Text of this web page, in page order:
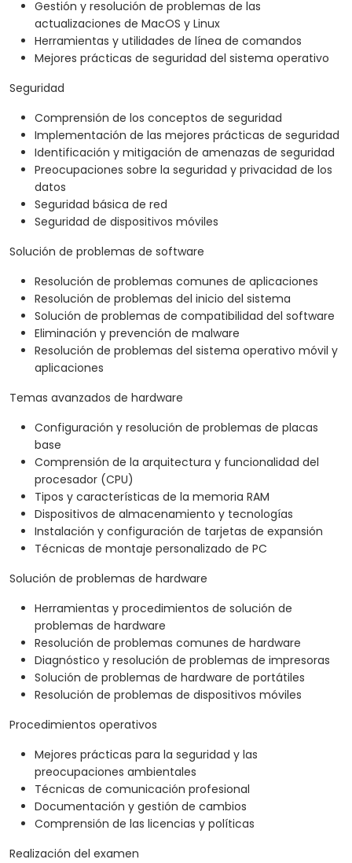
Gestión y resolución de problemas de las
actualizaciones de MacOS y Linux
Herramientas y utilidades de línea de comandos
Mejores prácticas de seguridad del sistema operativo
Seguridad
Comprensión de los conceptos de seguridad
Implementación de las mejores prácticas de seguridad
Identificación y mitigación de amenazas de seguridad
Preocupaciones sobre la seguridad y privacidad de los
datos
Seguridad básica de red
Seguridad de dispositivos móviles
Solución de problemas de software
Resolución de problemas comunes de aplicaciones
Resolución de problemas del inicio del sistema
Solución de problemas de compatibilidad del software
Eliminación y prevención de malware
Resolución de problemas del sistema operativo móvil y
aplicaciones
Temas avanzados de hardware
Configuración y resolución de problemas de placas
base
Comprensión de la arquitectura y funcionalidad del
procesador (CPU)
Tipos y características de la memoria RAM
Dispositivos de almacenamiento y tecnologías
Instalación y configuración de tarjetas de expansión
Técnicas de montaje personalizado de PC
Solución de problemas de hardware
Herramientas y procedimientos de solución de
problemas de hardware
Resolución de problemas comunes de hardware
Diagnóstico y resolución de problemas de impresoras
Solución de problemas de hardware de portátiles
Resolución de problemas de dispositivos móviles
Procedimientos operativos
Mejores prácticas para la seguridad y las
preocupaciones ambientales
Técnicas de comunicación profesional
Documentación y gestión de cambios
Comprensión de las licencias y políticas
Realización del examen